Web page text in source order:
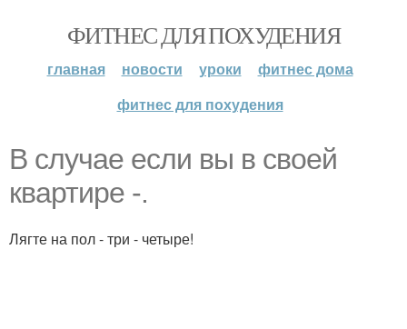
ФИТНЕС ДЛЯ ПОХУДЕНИЯ
главная новости уроки
фитнес дома
фитнес для похудения
В случае если вы в своей
квартире -.
Лягте на пол - три - четыре!